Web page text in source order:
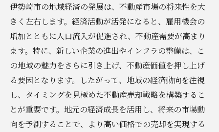
伊勢崎市の地域経済の発展は、不動産市場の将来性を大
きく左右します。経済活動が活発になると、雇用機会の
増加とともに人口流入が促進され、不動産需要が高まり
ます。特に、新しい企業の進出やインフラの整備は、こ
の地域の魅力をさらに引き上げ、不動産価値を押し上げ
る要因となります。したがって、地域の経済動向を注視
し、タイミングを見極めた不動産売却戦略を構築するこ
とが重要です。地元の経済成長を活用し、将来の市場動
向を予測することで、より高い価格での売却を実現する